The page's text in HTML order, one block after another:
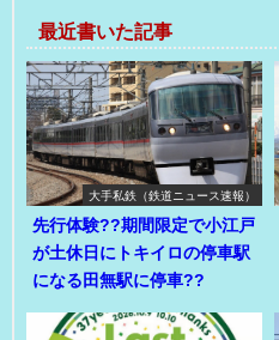
最近書いた記事
大手私鉄（鉄道ニュース速報）
先行体験??期間限定で小江戸
が土休日にトキイロの停車駅
になる田無駅に停車??